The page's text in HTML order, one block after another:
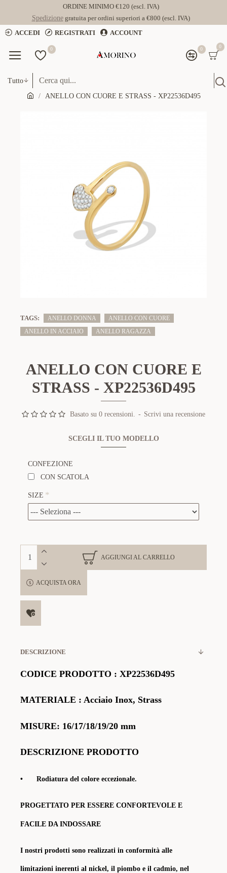
ORDINE MINIMO €120 (escl. IVA)
Spedizionegratuita per ordini superiori a €800 (escl. IVA)
ACCEDI
REGISTRATI ACCOUNT
0 0 0
Tutto
ANELLO CON CUORE E STRASS - XP22536D495
TAGS: ANELLO DONNA
ANELLO CON CUORE
ANELLO IN ACCIAIO
ANELLO RAGAZZA
ANELLO CON CUORE E
STRASS - XP22536D495
Basato su 0 recensioni. - Scrivi una recensione
SCEGLI IL TUO MODELLO
CONFEZIONE
CON SCATOLA
SIZE
AGGIUNGI AL CARRELLO
ACQUISTA ORA
DESCRIZIONE
CODICE PRODOTTO : XP22536D495
MATERIALE : Acciaio Inox, Strass
MISURE: 16/17/18/19/20 mm
DESCRIZIONE PRODOTTO
• Rodiatura del colore eccezionale.
PROGETTATO PER ESSERE CONFORTEVOLE E
FACILE DA INDOSSARE
I nostri prodotti sono realizzati in conformità alle
limitazioni inerenti al nickel, il piombo e il cadmio, nel